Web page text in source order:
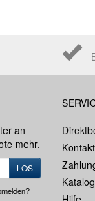
an
mehr.
LOS